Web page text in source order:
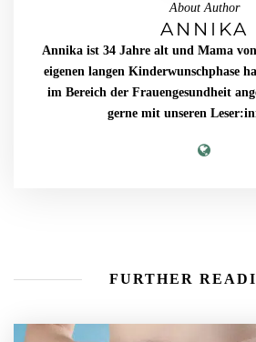
About Author
ANNIKA
Annika ist 34 Jahre alt und Mama
eigenen langen Kinderwunschphase
im Bereich der Frauengesundheit
gerne mit unseren
FURTHER